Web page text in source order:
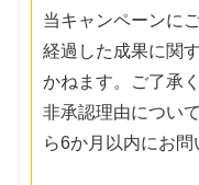
当キャンペーンに
経過した成果に関
かねます。ご了承
非承認理由につい
ら6か月以内にお問